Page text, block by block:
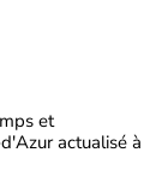
et
actualisé à